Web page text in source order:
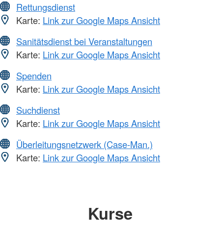
Rettungsdienst
Karte: Link zur Google Maps Ansicht
Sanitätsdienst bei Veranstaltungen
Karte: Link zur Google Maps Ansicht
Spenden
Karte: Link zur Google Maps Ansicht
Suchdienst
Karte: Link zur Google Maps Ansicht
Überleitungsnetzwerk (Case-Man.)
Karte: Link zur Google Maps Ansicht
Kurse